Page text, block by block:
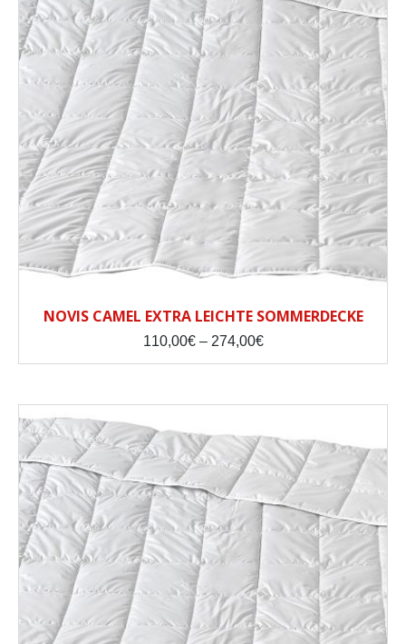
NOVIS CAMEL EXTRA LEICHTE SOMMERDECKE
110,00€ – 274,00€Price
274,00€